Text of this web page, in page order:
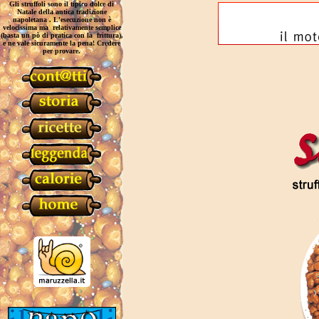
Gli struffoli sono il tipico dolce di
Natale della antica tradizione
napoletana . L'esecuzione non è
velocissima ma relativamente semplice
(basta un pò di pratica con la frittura),
e ne vale sicuramente la pena! Credere
per provare.